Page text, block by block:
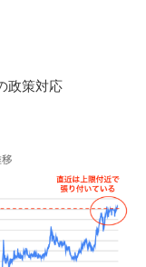
政策対応